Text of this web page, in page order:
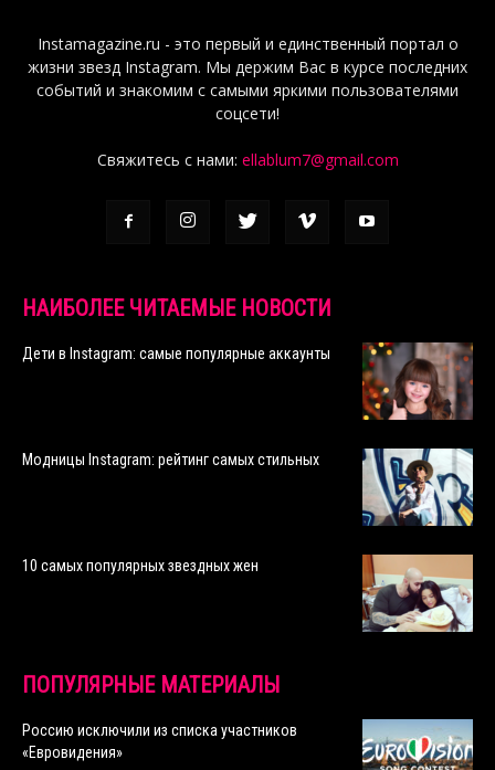
Instamagazine.ru - это первый и единственный портал о
жизни звезд Instagram. Мы держим Вас в курсе последних
событий и знакомим с самыми яркими пользователями
соцсети!
Свяжитесь с нами: ellablum7@gmail.com
НАИБОЛЕЕ ЧИТАЕМЫЕ НОВОСТИ
Дети в Instagram: самые популярные аккаунты
Модницы Instagram: рейтинг самых стильных
10 самых популярных звездных жен
ПОПУЛЯРНЫЕ МАТЕРИАЛЫ
Россию исключили из списка участников
«Евровидения»